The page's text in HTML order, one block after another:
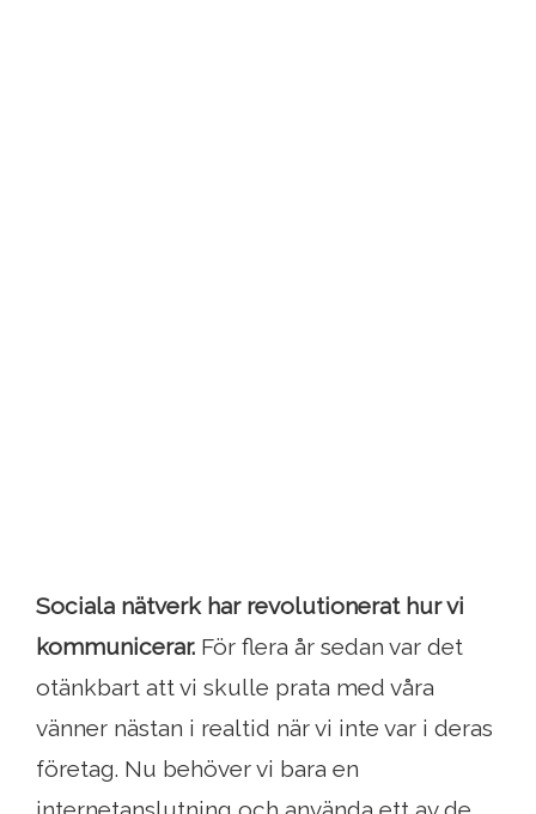
Sociala nätverk har revolutionerat hur vi
kommunicerar. För flera år sedan var det
otänkbart att vi skulle prata med våra
vänner nästan i realtid när vi inte var i deras
företag. Nu behöver vi bara en